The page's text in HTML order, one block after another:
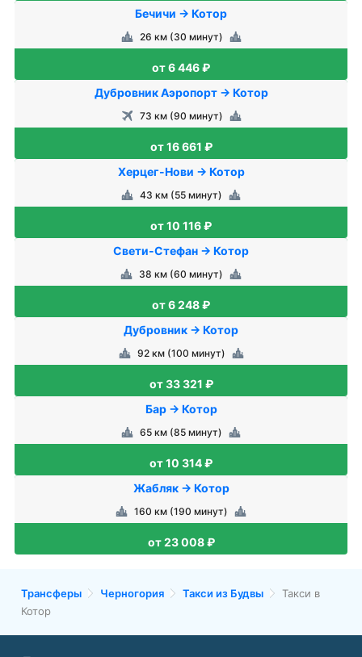
Бечичи → Котор
26 км (30 минут)
от 6 446 ₽
Дубровник Аэропорт → Котор
73 км (90 минут)
от 16 661 ₽
Херцег-Нови → Котор
43 км (55 минут)
от 10 116 ₽
Свети-Стефан → Котор
38 км (60 минут)
от 6 248 ₽
Дубровник → Котор
92 км (100 минут)
от 33 321 ₽
Бар → Котор
65 км (85 минут)
от 10 314 ₽
Жабляк → Котор
160 км (190 минут)
от 23 008 ₽
Трансферы Черногория Такси из Будвы
Такси в
Котор